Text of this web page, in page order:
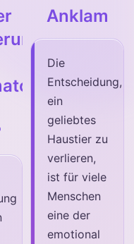
Anklam
Die
Entscheidung,
ein
geliebtes
Haustier zu
verlieren,
ist für viele
Menschen
eine der
emotional